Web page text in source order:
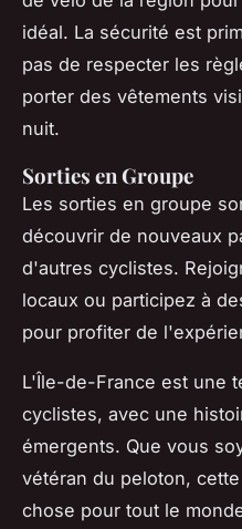
idéal. La sécurité est
pas de respecter les
porter des vêtements
nuit.
Sorties en Groupe
Les sorties en groupe
découvrir de nouveaux
d'autres cyclistes.
locaux ou participez à
pour profiter de
L'Île-de-France est une
cyclistes, avec une
émergents. Que vous
vétéran du peloton,
chose pour tout le